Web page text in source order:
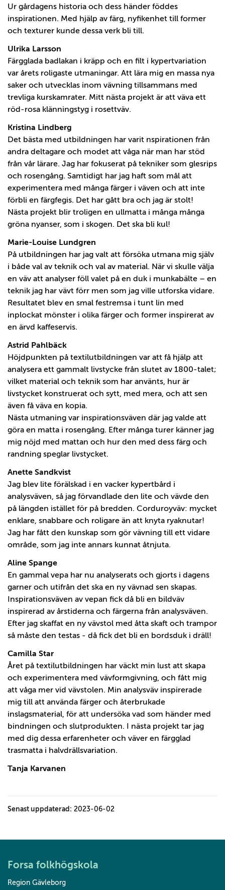
Ur gårdagens historia och dess händer föddes
inspirationen. Med hjälp av färg, nyfikenhet till former
och texturer kunde dessa verk bli till.
Ulrika Larsson
Färgglada badlakan i kräpp och en filt i kypertvariation
var årets roligaste utmaningar. Att lära mig en massa nya
saker och utvecklas inom vävning tillsammans med
trevliga kurskamrater. Mitt nästa projekt är att väva ett
röd-rosa klänningstyg i rosettväv.
Kristina Lindberg
Det bästa med utbildningen har varit nspirationen från
andra deltagare och modet att våga när man har stöd
från vår lärare. Jag har fokuserat på tekniker som glesrips
och rosengång. Samtidigt har jag haft som mål att
experimentera med många färger i väven och att inte
förbli en färgfegis. Det har gått bra och jag är stolt!
Nästa projekt blir troligen en ullmatta i många många
gröna nyanser, som i skogen. Det ska bli kul!
Marie-Louise Lundgren
På utbildningen har jag valt att försöka utmana mig själv
i både val av teknik och val av material. När vi skulle välja
en väv att analyser föll valet på en duk i munkabälte – en
teknik jag har vävt förr men som jag ville utforska vidare.
Resultatet blev en smal festremsa i tunt lin med
inplockat mönster i olika färger och former inspirerat av
en ärvd kaffeservis.
Astrid Pahlbäck
Höjdpunkten på textilutbildningen var att få hjälp att
analysera ett gammalt livstycke från slutet av 1800-talet;
vilket material och teknik som har använts, hur är
livstycket konstruerat och sytt, med mera, och att sen
även få väva en kopia.
Nästa utmaning var inspirationsväven där jag valde att
göra en matta i rosengång. Efter många turer känner jag
mig nöjd med mattan och hur den med dess färg och
randning speglar livstycket.
Anette Sandkvist
Jag blev lite förälskad i en vacker kypertbård i
analysväven, så jag förvandlade den lite och vävde den
på längden istället för på bredden. Corduroyväv: mycket
enklare, snabbare och roligare än att knyta ryaknutar!
Jag har fått den kunskap som gör vävning till ett vidare
område, som jag inte annars kunnat åtnjuta.
Aline Spange
En gammal vepa har nu analyserats och gjorts i dagens
garner och utifrån det ska en ny vävnad sen skapas.
Inspirationsväven av vepan fick då bli en bildväv
inspirerad av årstiderna och färgerna från analysväven.
Efter jag skaffat en ny vävstol med åtta skaft och trampor
så måste den testas - då fick det bli en bordsduk i dräll!
Camilla Star
Året på textilutbildningen har väckt min lust att skapa
och experimentera med vävformgivning, och fått mig
att våga mer vid vävstolen. Min analysväv inspirerade
mig till att använda färger och återbrukade
inslagsmaterial, för att undersöka vad som händer med
bindningen och slutprodukten. I nästa projekt tar jag
med dig dessa erfarenheter och väver en färgglad
trasmatta i halvdrällsvariation.
Tanja Karvanen
Senast uppdaterad: 2023-06-02
Forsa folkhögskola
Region Gävleborg